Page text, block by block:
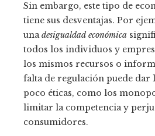
Sin embargo, este tipo de
tiene sus desventajas. Por
unadesigualdad económica
todos los individuos y
los mismos recursos o
falta de regulación puede dar
poco éticas, como los
limitar la competencia y
consumidores.